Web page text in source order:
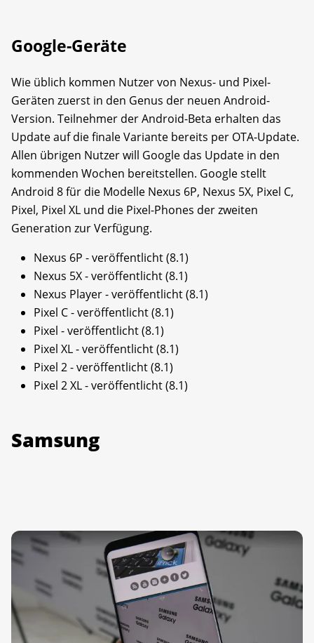
Google-Geräte
Wie üblich kommen Nutzer von Nexus- und Pixel-
Geräten zuerst in den Genus der neuen Android-
Version. Teilnehmer der Android-Beta erhalten das
Update auf die finale Variante bereits per OTA-Update.
Allen übrigen Nutzer will Google das Update in den
kommenden Wochen bereitstellen. Google stellt
Android 8 für die Modelle Nexus 6P, Nexus 5X, Pixel C,
Pixel, Pixel XL und die Pixel-Phones der zweiten
Generation zur Verfügung.
Nexus 6P - veröffentlicht (8.1)
Nexus 5X - veröffentlicht (8.1)
Nexus Player - veröffentlicht (8.1)
Pixel C - veröffentlicht (8.1)
Pixel - veröffentlicht (8.1)
Pixel XL - veröffentlicht (8.1)
Pixel 2 - veröffentlicht (8.1)
Pixel 2 XL - veröffentlicht (8.1)
Samsung